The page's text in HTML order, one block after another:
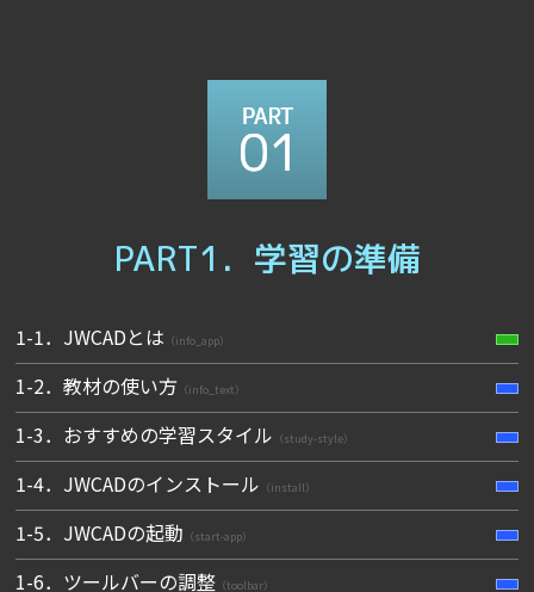
PART1．学習の準備
1-1．JWCADとは （info_app）
1-2．教材の使い方 （info_text）
1-3．おすすめの学習スタイル （study-style）
1-4．JWCADのインストール （install）
1-5．JWCADの起動 （start-app）
1-6．ツールバーの調整 （toolbar）